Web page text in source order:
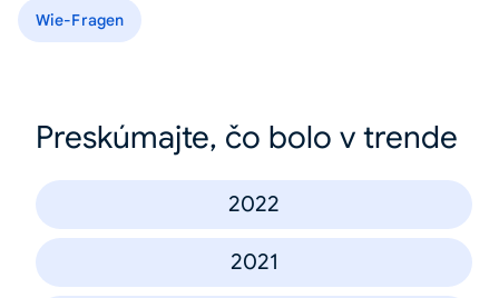
Wie-Fragen
Preskúmajte, čo bolo v trende
2022
2021